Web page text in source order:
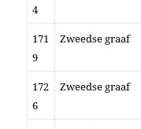
4
171
9
Zweedse graaf
172
6
Zweedse graaf